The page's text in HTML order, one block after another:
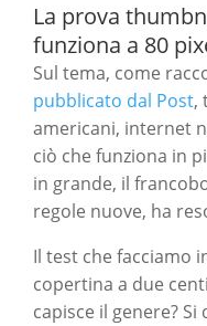
La prova
funziona a 80
Sul tema, come
pubblicato dal Post,
americani, internet
ciò che funziona in
in grande, il
regole nuove, ha
Il test che facciamo
copertina a due
capisce il genere?